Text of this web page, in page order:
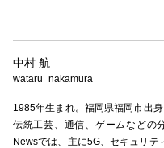
中村 航
wataru_nakamura
1985年生まれ。福岡県福岡市出
伝統工芸、通信、ゲームなどの
Newsでは、主に5G、セキュリ